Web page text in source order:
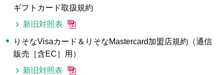
ギフトカード取扱規約
新旧対照表
りそなVisaカード＆りそなMastercard加盟店規約（通信
販売［含EC］用）
新旧対照表